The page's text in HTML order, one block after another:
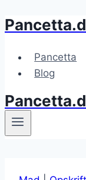
Fortsæt
indholdPancetta
Blog